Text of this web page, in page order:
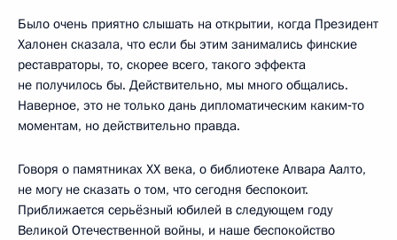
Было очень приятно слышать на открытии, когда Президент
Халонен сказала, что если бы этим занимались финские
реставраторы, то, скорее всего, такого эффекта
не получилось бы. Действительно, мы много общались.
Наверное, это не только дань дипломатическим каким‑то
моментам, но действительно правда.
Говоря о памятниках XX века, о библиотеке Алвара Аалто,
не могу не сказать о том, что сегодня беспокоит.
Приближается серьёзный юбилей в следующем году
Великой Отечественной войны, и наше беспокойство